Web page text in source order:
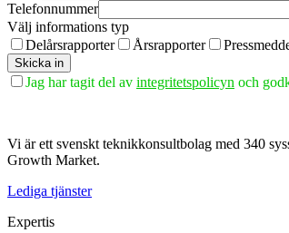
Telefonnummer
Välj informations typ
Delårsrapporter
Årsrapporter
Jag har tagit del av integritetspolicyn och
Vi är ett svenskt teknikkonsultbolag med 340
Growth Market.
Lediga tjänster
Expertis